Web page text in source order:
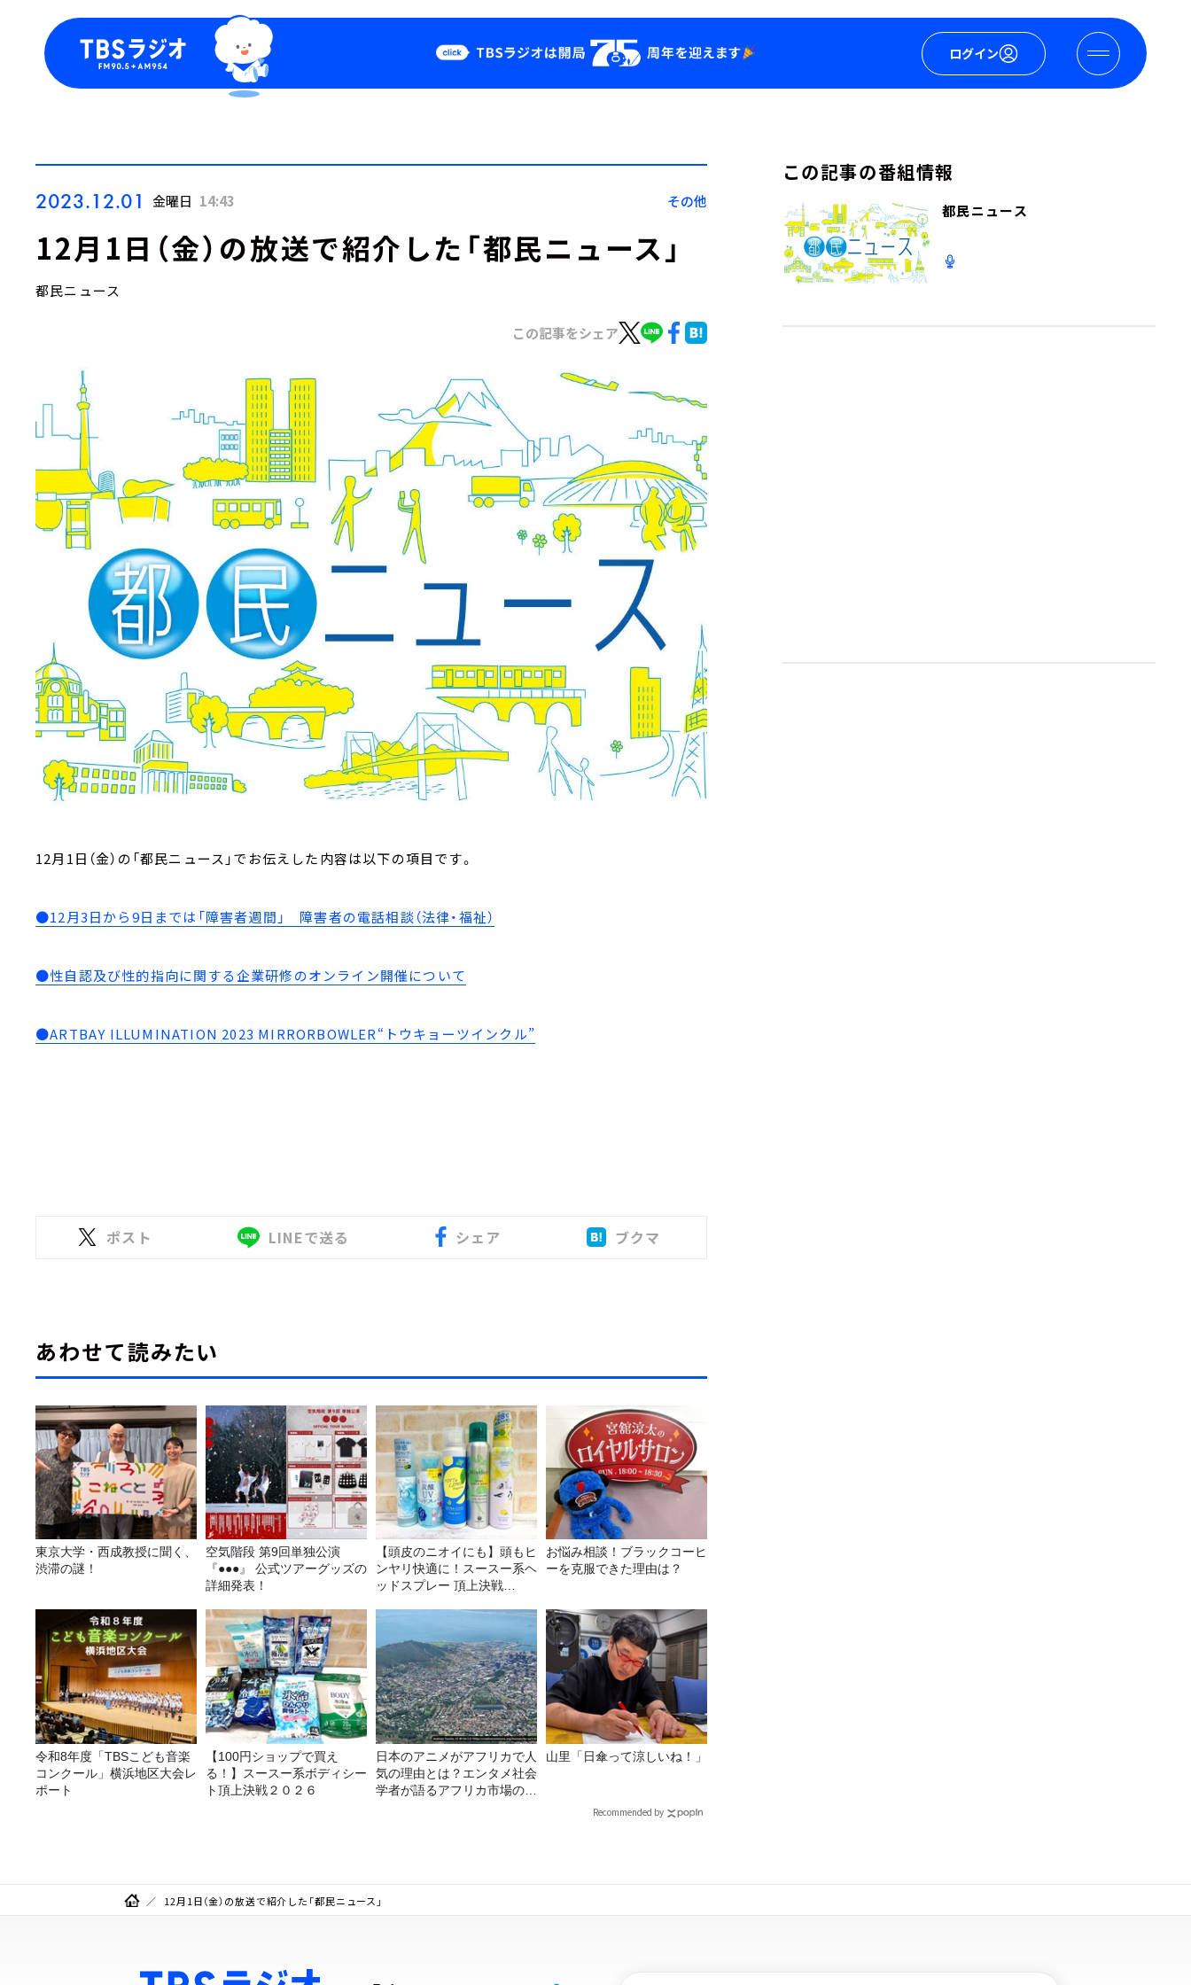
ログイン
Podcast
YouTube
2023.12.01 金曜日 14:43 その他
12月1日（金）の放送で紹介した「都民ニュース」
都民ニュース
この記事をシェア
12月1日（金）の「都民ニュース」でお伝えした内容は以下の項目です。
●12月3日から9日までは「障害者週間」 障害者の電話相談（法律・福祉）
●性自認及び性的指向に関する企業研修のオンライン開催について
●ARTBAY ILLUMINATION 2023 MIRRORBOWLER“トウキョーツインクル”
ポスト LINEで送る シェア ブクマ
あわせて読みたい
東京大学・西成教授に聞く、
渋滞の謎！
空気階段 第9回単独公演
『●●●』 公式ツアーグッズの
詳細発表！
【頭皮のニオイにも】頭もヒ
ンヤリ快適に！スースー系ヘ
ッドスプレー 頂上決戦
お悩み相談！ブラックコーヒ
ーを克服できた理由は？
令和8年度「TBSこども音楽
コンクール」横浜地区大会レ
ポート
【100円ショップで買え
る！】スースー系ボディシー
ト頂上決戦２０２６
日本のアニメがアフリカで人
気の理由とは？エンタメ社会
学者が語るアフリカ市場のリ
山里「日傘って涼しいね！」
Recommended by
この記事の番組情報
都民ニュース
12月1日（金）の放送で紹介した「都民ニュース」